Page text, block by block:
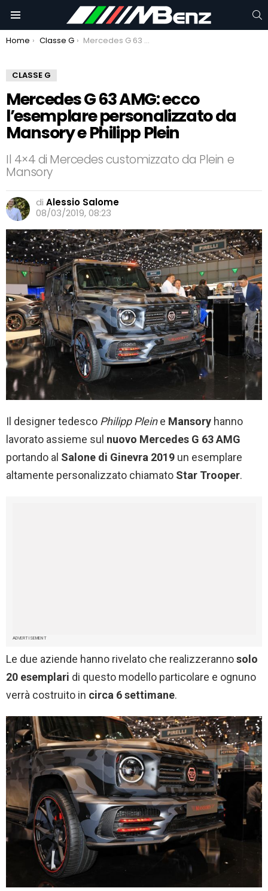
You are here:
Home Classe G Mercedes G 63 AMG: ecco l’esemplare personalizzato da Mansory e Philipp Plein
CLASSE G
Mercedes G 63 AMG: ecco
l’esemplare personalizzato da
Mansory e Philipp Plein
Il 4×4 di Mercedes customizzato da Plein e
Mansory
di Alessio Salome
08/03/2019, 08:23
Il designer tedesco Philipp Pleine Mansory hanno
lavorato assieme sul nuovo Mercedes G 63 AMG
portando al Salone di Ginevra 2019 un esemplare
altamente personalizzato chiamato Star Trooper.
ADVERTISEMENT
Le due aziende hanno rivelato che realizzerannosolo
20 esemplari di questo modello particolare e ognuno
verrà costruito in circa 6 settimane.